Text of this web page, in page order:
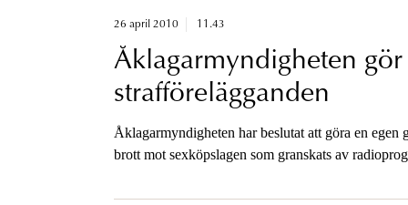
26 april 2010 11.43
Åklagarmyndigheten
strafförelägganden
Åklagarmyndigheten har beslutat att göra en
brott mot sexköpslagen som granskats av